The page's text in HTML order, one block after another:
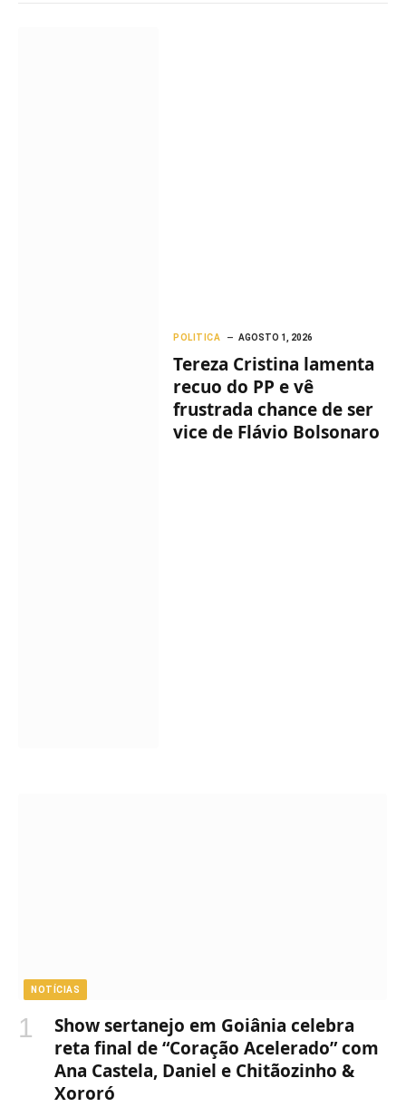
POLITICA AGOSTO 1, 2026
Tereza Cristina lamenta
recuo do PP e vê
frustrada chance de ser
vice de Flávio Bolsonaro
NOTÍCIAS
Show sertanejo em Goiânia celebra
reta final de “Coração Acelerado” com
Ana Castela, Daniel e Chitãozinho &
Xororó